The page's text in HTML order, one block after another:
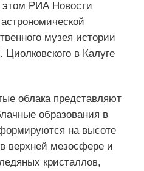
этом РИА Новости
музея истории
в Калуге
облака представляют
образования в
на высоте
верхней мезосфере и
кристаллов,